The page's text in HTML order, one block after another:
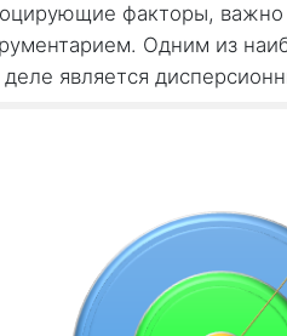
факторы, важно
Одним из
является